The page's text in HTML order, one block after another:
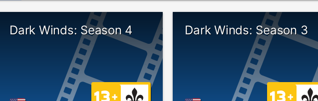
Dark Winds: Season 4 Dark Winds: Season 3